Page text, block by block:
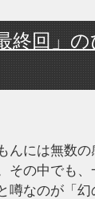
終回」
んには無数
その中でも、
噂なのが「